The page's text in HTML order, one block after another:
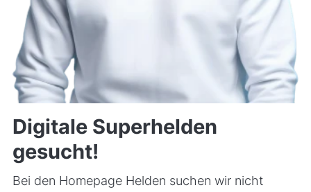
Digitale Superhelden
gesucht!
Bei den Homepage Helden suchen wir nicht